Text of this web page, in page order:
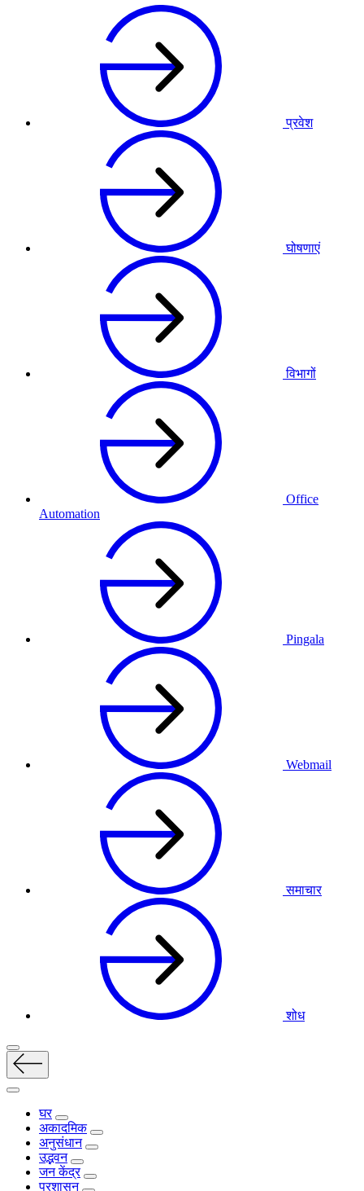
प्रवेश
घोषणाएं
विभागों
Office
Automation
Pingala
Webmail
समाचार
शोध
घर
अकादमिक
अनुसंधान
उद्भवन
जन केंद्र
प्रशासन